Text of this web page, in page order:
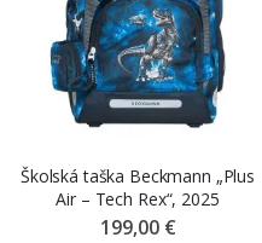
Školská taška Beckmann „Plus
Air – Tech Rex“, 2025
199,00 €